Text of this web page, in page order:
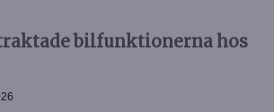
bilfunktionerna hos